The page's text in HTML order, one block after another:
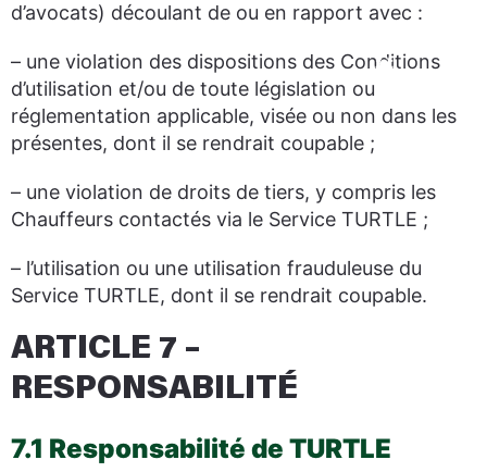
d’avocats) découlant de ou en rapport avec :
– une violation des dispositions des Conditions
d’utilisation et/ou de toute législation ou
réglementation applicable, visée ou non dans les
présentes, dont il se rendrait coupable ;
– une violation de droits de tiers, y compris les
Chauffeurs contactés via le Service TURTLE ;
– l’utilisation ou une utilisation frauduleuse du
Service TURTLE, dont il se rendrait coupable.
ARTICLE 7 –
RESPONSABILITÉ
7.1 Responsabilité de TURTLE